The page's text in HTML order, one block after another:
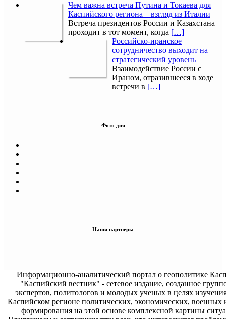
Чем важна встреча Путина и Токаева для
Каспийского региона – взгляд из Италии
Встреча президентов России и Казахстана
проходит в тот момент, когда […]
Российско-иранское
сотрудничество выходит на
стратегический уровень
Взаимодействие России с
Ираном, отразившееся в ходе
встречи в […]
Фото дня
Наши партнеры
Информационно-аналитический портал о геополитике
"Каспийский вестник" - сетевое издание, созданное
экспертов, политологов и молодых ученых в целях
Каспийском регионе политических, экономических, военных
формирования на этой основе комплексной картины